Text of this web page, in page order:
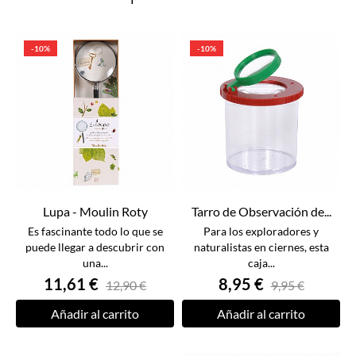
-10%
Lupa - Moulin Roty
Es fascinante todo lo que se
puede llegar a descubrir con
una...
11,61 € 12,90 €
Añadir al carrito
-10%
Tarro de Observación de...
Para los exploradores y
naturalistas en ciernes, esta
caja...
8,95 € 9,95 €
Añadir al carrito